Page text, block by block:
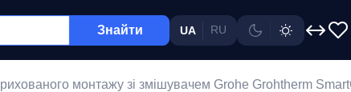
Знайти UA RU
монтажу зі змішувачем Grohe Grohtherm